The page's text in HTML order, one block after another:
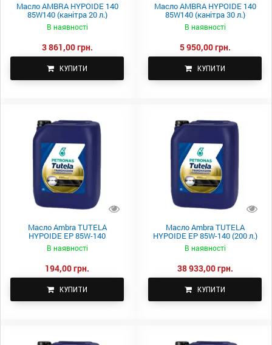
Масло AMBRA HYPOIDE 140
85W140 (канітра 20 л.)
В наявності
3 861,00 грн.
КУПИТИ
Масло AMBRA HYPOIDE 140
85W140 (канітра 30 л.)
В наявності
5 950,00 грн.
КУПИТИ
Масло Ambra TUTELA
HYPOIDE EP 85W-140
В наявності
194,00 грн.
КУПИТИ
Масло Ambra TUTELA
HYPOIDE EP 85W-140 (200 л.)
В наявності
38 933,00 грн.
КУПИТИ